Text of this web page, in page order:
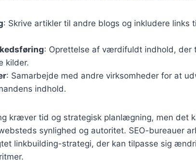
: Skrive artikler til andre blogs og inkludere links
: Oprettelse af værdifuldt indhold, der
kilder.
: Samarbejde med andre virksomheder for at
indhold.
kræver tid og strategisk planlægning, men det
synlighed og autoritet. SEO-bureauer
linkbuilding-strategi, der kan tilpasse sig